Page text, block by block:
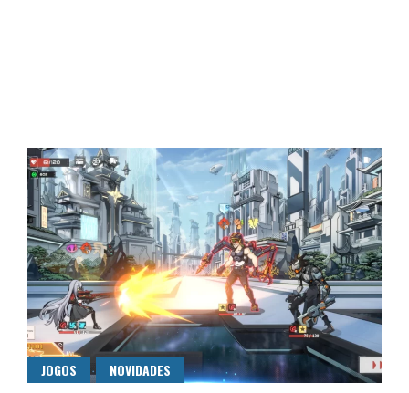
Central Comics
JOGOS NOVIDADES